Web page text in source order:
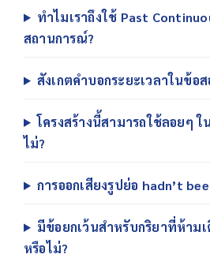
ทำไมเราถึงใช้ Past
สถานการณ์?
สังเกตคำบอกระยะเวลาในข้อ
โครงสร้างนี้สามารถใช้ลอยๆ ใ
ไม่?
การออกเสียงรูปย่อ hadn’t
มีข้อยกเว้นสำหรับกริยาที่ห้ามเ
หรือไม่?